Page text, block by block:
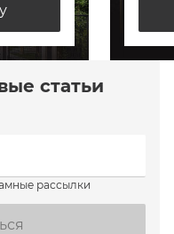
статьи
рассылки